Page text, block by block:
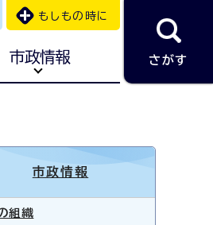
もしもの時に
市政情報 さがす
市政情報
組織